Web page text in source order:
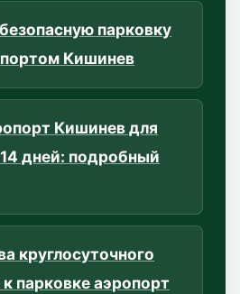
парковку
Кишинев
Кишинев для
дней: подробный
круглосуточного
парковке аэропорт